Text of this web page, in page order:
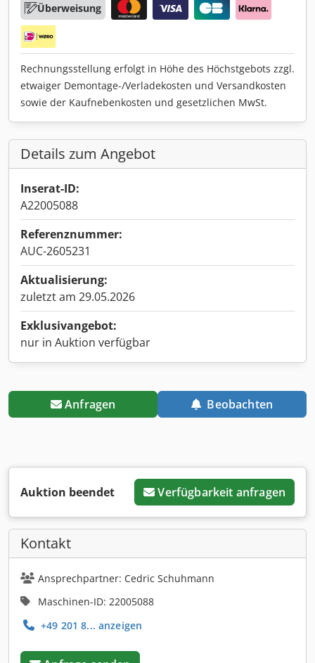
Überweisung
Rechnungsstellung erfolgt in Höhe des Höchstgebots zzgl.
etwaiger Demontage-/Verladekosten und Versandkosten
sowie der Kaufnebenkosten und gesetzlichen MwSt.
Details zum Angebot
Inserat-ID:
A22005088
Referenznummer:
AUC-2605231
Aktualisierung:
zuletzt am 29.05.2026
Exklusivangebot:
nur in Auktion verfügbar
Anfragen Beobachten
Auktion beendet Verfügbarkeit anfragen
Kontakt
Ansprechpartner: Cedric Schuhmann
Maschinen-ID: 22005088
+49 201 8... anzeigen